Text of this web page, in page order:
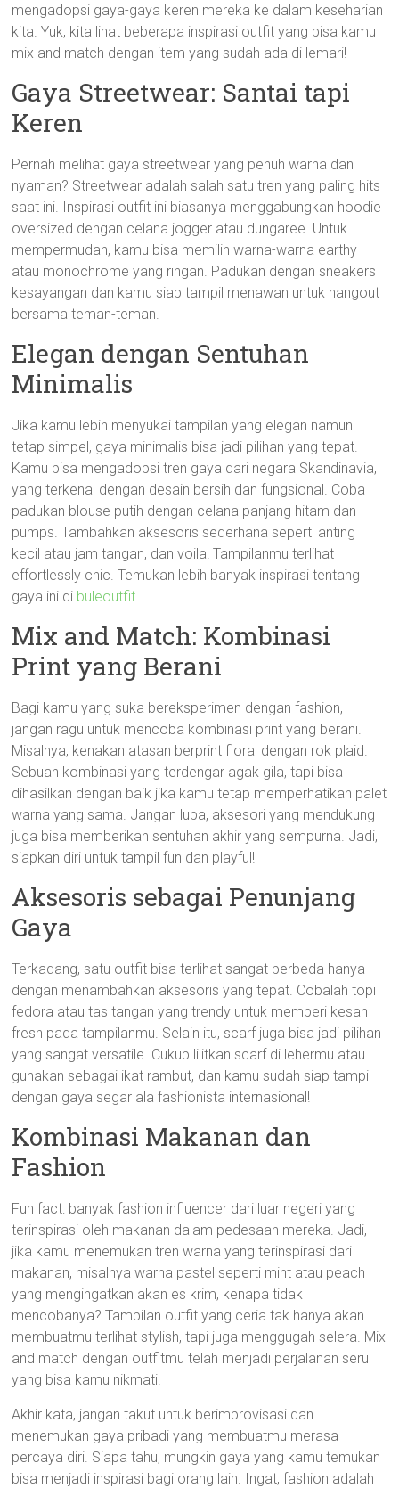
mengadopsi gaya-gaya keren mereka ke dalam keseharian
kita. Yuk, kita lihat beberapa inspirasi outfit yang bisa kamu
mix and match dengan item yang sudah ada di lemari!
Gaya Streetwear: Santai tapi
Keren
Pernah melihat gaya streetwear yang penuh warna dan
nyaman? Streetwear adalah salah satu tren yang paling hits
saat ini. Inspirasi outfit ini biasanya menggabungkan hoodie
oversized dengan celana jogger atau dungaree. Untuk
mempermudah, kamu bisa memilih warna-warna earthy
atau monochrome yang ringan. Padukan dengan sneakers
kesayangan dan kamu siap tampil menawan untuk hangout
bersama teman-teman.
Elegan dengan Sentuhan
Minimalis
Jika kamu lebih menyukai tampilan yang elegan namun
tetap simpel, gaya minimalis bisa jadi pilihan yang tepat.
Kamu bisa mengadopsi tren gaya dari negara Skandinavia,
yang terkenal dengan desain bersih dan fungsional. Coba
padukan blouse putih dengan celana panjang hitam dan
pumps. Tambahkan aksesoris sederhana seperti anting
kecil atau jam tangan, dan voila! Tampilanmu terlihat
effortlessly chic. Temukan lebih banyak inspirasi tentang
gaya ini di buleoutfit.
Mix and Match: Kombinasi
Print yang Berani
Bagi kamu yang suka bereksperimen dengan fashion,
jangan ragu untuk mencoba kombinasi print yang berani.
Misalnya, kenakan atasan berprint floral dengan rok plaid.
Sebuah kombinasi yang terdengar agak gila, tapi bisa
dihasilkan dengan baik jika kamu tetap memperhatikan palet
warna yang sama. Jangan lupa, aksesori yang mendukung
juga bisa memberikan sentuhan akhir yang sempurna. Jadi,
siapkan diri untuk tampil fun dan playful!
Aksesoris sebagai Penunjang
Gaya
Terkadang, satu outfit bisa terlihat sangat berbeda hanya
dengan menambahkan aksesoris yang tepat. Cobalah topi
fedora atau tas tangan yang trendy untuk memberi kesan
fresh pada tampilanmu. Selain itu, scarf juga bisa jadi pilihan
yang sangat versatile. Cukup lilitkan scarf di lehermu atau
gunakan sebagai ikat rambut, dan kamu sudah siap tampil
dengan gaya segar ala fashionista internasional!
Kombinasi Makanan dan
Fashion
Fun fact: banyak fashion influencer dari luar negeri yang
terinspirasi oleh makanan dalam pedesaan mereka. Jadi,
jika kamu menemukan tren warna yang terinspirasi dari
makanan, misalnya warna pastel seperti mint atau peach
yang mengingatkan akan es krim, kenapa tidak
mencobanya? Tampilan outfit yang ceria tak hanya akan
membuatmu terlihat stylish, tapi juga menggugah selera. Mix
and match dengan outfitmu telah menjadi perjalanan seru
yang bisa kamu nikmati!
Akhir kata, jangan takut untuk berimprovisasi dan
menemukan gaya pribadi yang membuatmu merasa
percaya diri. Siapa tahu, mungkin gaya yang kamu temukan
bisa menjadi inspirasi bagi orang lain. Ingat, fashion adalah